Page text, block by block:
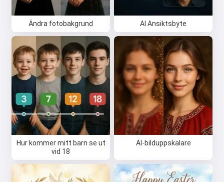
Ändra fotobakgrund AI Ansiktsbyte
Hur kommer mitt barn se ut
vid 18
AI-bilduppskalare